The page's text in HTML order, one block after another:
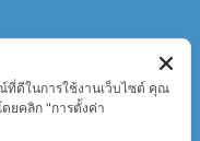
ที่ดีในการใช้งานเว็บไซต์ คุณ
ยคลิก "การตั้งค่า